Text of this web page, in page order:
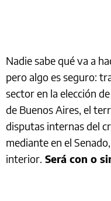
Nadie sabe qué va a
pero algo es seguro:
sector en la elección
de Buenos Aires, el
disputas internas del
mediante en el
interior. Será con o